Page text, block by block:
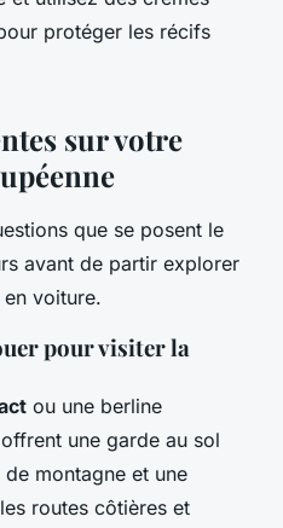
protéger les récifs
sur votre
que se posent le
avant de partir explorer
en voiture.
pour visiter la
ou une berline
une garde au sol
montagne et une
routes côtières et